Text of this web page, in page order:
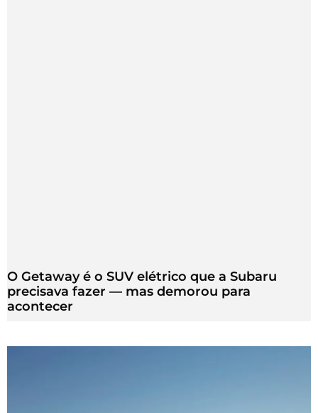
O Getaway é o SUV elétrico que a Subaru
precisava fazer — mas demorou para
acontecer